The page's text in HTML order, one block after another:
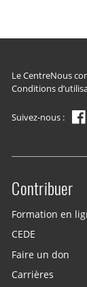
Le CentreNous
Conditions
Suivez-nous :
Site menu
Contribuer
Formation en
CEDE
Faire un don
Carrières